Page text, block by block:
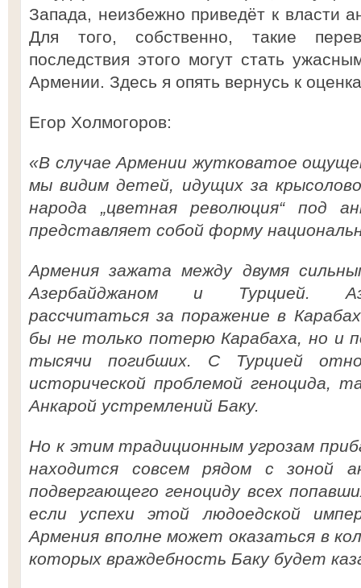
Запада, неизбежно приведёт к власти
Для того, собственно, такие
последствия этого могут стать
Армении. Здесь я опять вернусь к
Егор Холмогоров:
«В случае Армении жутковатое
мы видим детей, идущих за
народа „цветная революция“ под
представляет собой форму
Армения зажата между двумя
Азербайджаном и Турцией.
рассчитаться за поражение в
бы не только потерю Карабаха, но и
тысячи погибших. С Турцией
исторической проблемой геноцида,
Анкарой устремлений Баку.
Но к этим традиционным угрозам
находится совсем рядом с зоной
подвергающего геноциду всех
если успехи этой людоедской
Армения вполне может оказаться в
которых враждебность Баку будет